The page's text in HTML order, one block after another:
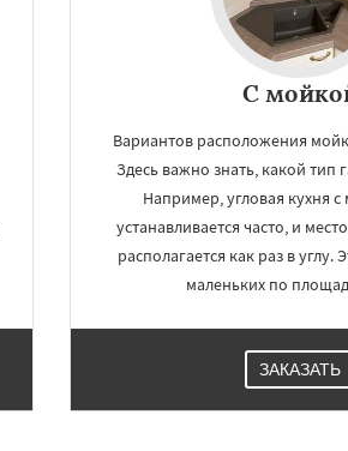
С
Вариантов расположения
Здесь важно знать, какой тип
Например, угловая кухня
устанавливается часто, и
располагается как раз в углу.
маленьких по
ЗАКАЗАТЬ